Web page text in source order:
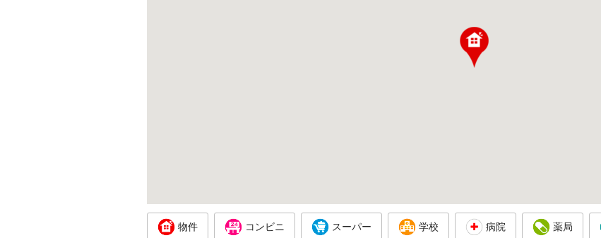
物件 コンビニ スーパー 学校 病院 薬局